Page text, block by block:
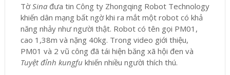
TờSinađưa tin Công ty Zhongqing Robot Technology
khiến dân mạng bất ngờ khi ra mắt một robot có khả
năng nhảy như người thật. Robot có tên gọi PM01,
cao 1,38m và nặng 40kg. Trong video giới thiệu,
PM01 và 2 vũ công đã tái hiện băng xã hội đen và
Tuyệt đỉnh kungfu khiến nhiều người thích thú.